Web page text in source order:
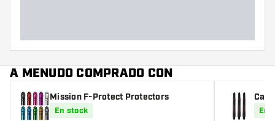
A MENUDO COMPRADO CON
Mission F-Protect Protectors
En stock En